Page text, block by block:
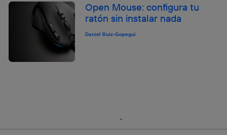
Open Mouse: configura tu
ratón sin instalar nada
Daniel Ruiz-Gopegui